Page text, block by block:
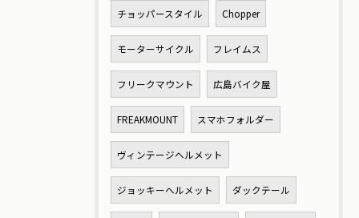
チョッパースタイル Chopper
モーターサイクル フレイムス
フリークマウント 広島バイク屋
FREAKMOUNT スマホフォルダー
ヴィンテージヘルメット
ジョッキーヘルメット ダックテール